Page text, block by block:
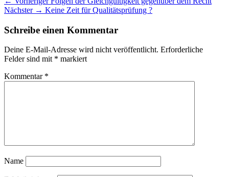
Beitrag:
Nächster → Nächster
Keine Zeit für Qualitätsprüfung ?
Schreibe einen Kommentar
Deine E-Mail-Adresse wird nicht veröffentlicht. Erforderliche
Felder sind mit * markiert
Kommentar *
Name